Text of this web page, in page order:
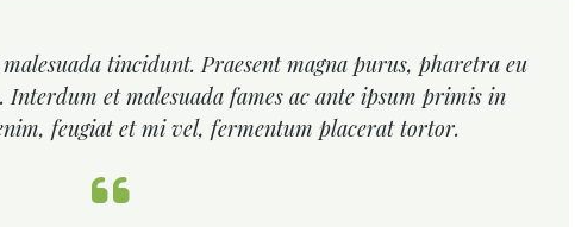
tincidunt. Praesent magna purus, pharetra eu
Interdum et malesuada fames ac ante ipsum primis in
feugiat et mi vel, fermentum placerat tortor.